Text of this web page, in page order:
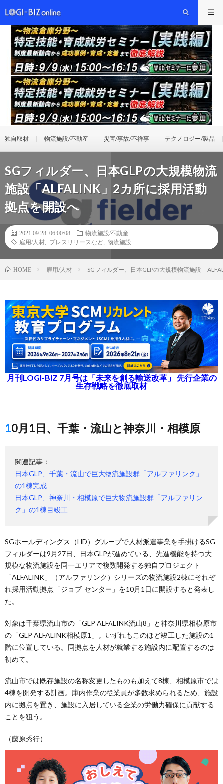
独自取材 物流施設/不動産 災害/事故/不祥事 テクノロジー/製品
SGフィルダー、日本GLPの大規模物流
施設「ALFALINK」2カ所に採用活動
拠点を開設へ
2021.09.28 06:00:08
物流施設/不動産
雇用/人材
プレスリリースなど 物流施設
HOME 雇用/人材 SGフィルダー、日本GLPの大規模物流施設「
月刊LOGI-BIZ 7月号は「未来を創る輸送改革」 先行企業の
生存戦略を徹底取材
10月1日、千葉・流山と神奈川・相模原
関連記事：
日本GLP、千葉・流山で巨大物流施設群「アルファリンク」
の1棟完成
日本GLP、神奈川・相模原で巨大物流施設群「アルファリン
ク」の1棟目竣工
SGホールディングス（HD）グループで人材派遣事業を手掛けるSG
フィルダーは9月27日、日本GLPが進めている、先進機能を持つ大
規模な物流施設を同一エリアで複数開発する独自プロジェクト
「ALFALINK」（アルファリンク）シリーズの物流施設2棟にそれぞ
れ採用活動拠点「ジョブ⁺センター」を10月1日に開設すると発表し
た。
対象は千葉県流山市の「GLP ALFALINK流山8」と神奈川県相模原市
の「GLP ALFALINK相模原1」。いずれもこのほど竣工した施設の1
階に位置している。同拠点を人材が就業する施設内に配置するのは
初めて。
流山市では既存施設の名称変更したものも加えて8棟、相模原市では
4棟を開発する計画。庫内作業の従業員が多数求められるため、施設
内に拠点を置き、施設に入居している企業の労働力確保に貢献する
ことを狙う。
（藤原秀行）